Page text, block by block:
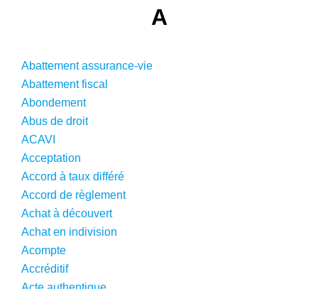
Patrimoine
A
Abattement assurance-vie
Abattement fiscal
Abondement
Abus de droit
ACAVI
Acceptation
Accord à taux différé
Accord de règlement
Achat à découvert
Achat en indivision
Acompte
Accréditif